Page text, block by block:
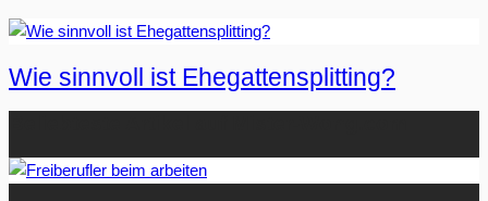
Wie sinnvoll ist Ehegattensplitting?